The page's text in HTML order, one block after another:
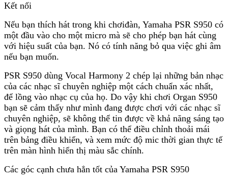
Kết nối
Nếu bạn thích hát trong khi chơiđàn, Yamaha PSR S950 có
một đầu vào cho một micro mà sẽ cho phép bạn hát cùng
với hiệu suất của bạn. Nó có tính năng bỏ qua việc ghi âm
nếu bạn muốn.
PSR S950 dùng Vocal Harmony 2 chép lại những bản nhạc
của các nhạc sĩ chuyên nghiệp một cách chuẩn xác nhất,
để lồng vào nhạc cụ của họ. Do vậy khi chơi Organ S950
bạn sẽ cảm thấy như mình đang được chơi với các nhạc sĩ
chuyên nghiệp, sẽ không thể tin được về khả năng sáng tạo
và giọng hát của mình. Bạn có thể điều chỉnh thoải mái
trên bảng điều khiển, và xem mức độ mic thời gian thực tế
trên màn hình hiển thị màu sắc chính.
Các góc cạnh chưa hẳn tốt của Yamaha PSR S950